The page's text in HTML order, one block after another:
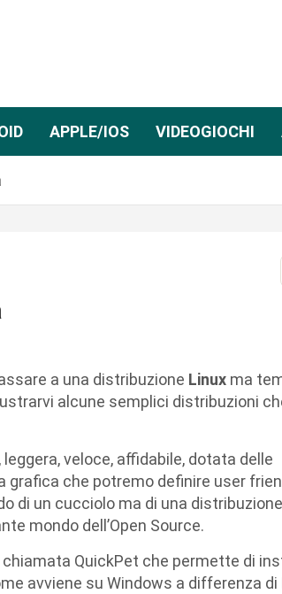
APPLE/IOS VIDEOGIOCHI
a una distribuzione Linux ma
alcune semplici distribuzioni
veloce, affidabile, dotata delle
che potremo definire user
di un cucciolo ma di una
mondo dell’Open Source.
QuickPet che permette di
avviene su Windows a differenza di